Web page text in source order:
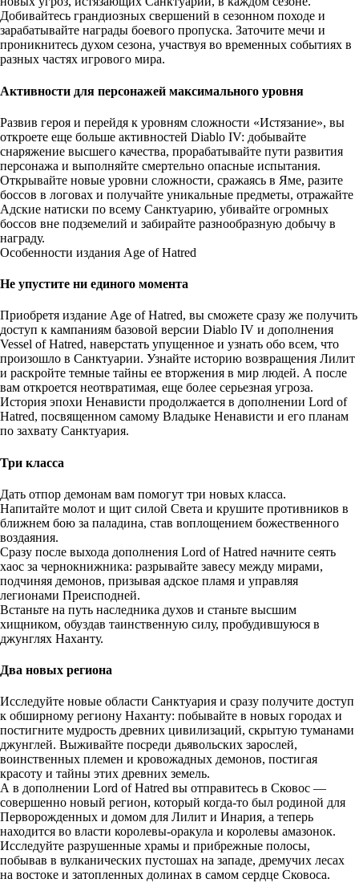
Добивайтесь грандиозных свершений в сезонном походе и
зарабатывайте награды боевого пропуска. Заточите мечи и
проникнитесь духом сезона, участвуя во временных событиях в
разных частях игрового мира.
Активности для персонажей максимального уровня
Развив героя и перейдя к уровням сложности «Истязание», вы
откроете еще больше активностей Diablo IV: добывайте
снаряжение высшего качества, прорабатывайте пути развития
персонажа и выполняйте смертельно опасные испытания.
Открывайте новые уровни сложности, сражаясь в Яме, разите
боссов в логовах и получайте уникальные предметы, отражайте
Адские натиски по всему Санктуарию, убивайте огромных
боссов вне подземелий и забирайте разнообразную добычу в
награду.
Особенности издания Age of Hatred
Не упустите ни единого момента
Приобретя издание Age of Hatred, вы сможете сразу же получить
доступ к кампаниям базовой версии Diablo IV и дополнения
Vessel of Hatred, наверстать упущенное и узнать обо всем, что
произошло в Санктуарии. Узнайте историю возвращения Лилит
и раскройте темные тайны ее вторжения в мир людей. А после
вам откроется неотвратимая, еще более серьезная угроза.
История эпохи Ненависти продолжается в дополнении Lord of
Hatred, посвященном самому Владыке Ненависти и его планам
по захвату Санктуария.
Три класса
Дать отпор демонам вам помогут три новых класса.
Напитайте молот и щит силой Света и крушите противников в
ближнем бою за паладина, став воплощением божественного
воздаяния.
Сразу после выхода дополнения Lord of Hatred начните сеять
хаос за чернокнижника: разрывайте завесу между мирами,
подчиняя демонов, призывая адское пламя и управляя
легионами Преисподней.
Встаньте на путь наследника духов и станьте высшим
хищником, обуздав таинственную силу, пробудившуюся в
джунглях Наханту.
Два новых региона
Исследуйте новые области Санктуария и сразу получите доступ
к обширному региону Наханту: побывайте в новых городах и
постигните мудрость древних цивилизаций, скрытую туманами
джунглей. Выживайте посреди дьявольских зарослей,
воинственных племен и кровожадных демонов, постигая
красоту и тайны этих древних земель.
А в дополнении Lord of Hatred вы отправитесь в Сковос —
совершенно новый регион, который когда-то был родиной для
Перворожденных и домом для Лилит и Инария, а теперь
находится во власти королевы-оракула и королевы амазонок.
Исследуйте разрушенные храмы и прибрежные полосы,
побывав в вулканических пустошах на западе, дремучих лесах
на востоке и затопленных долинах в самом сердце Сковоса.